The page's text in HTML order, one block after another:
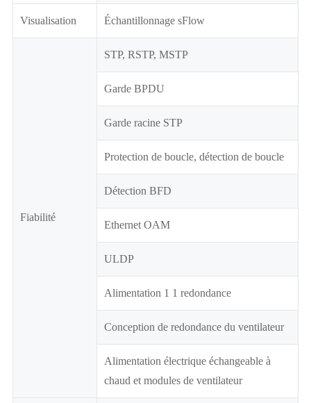
Visualisation Échantillonnage sFlow
Fiabilité
STP, RSTP, MSTP
Garde BPDU
Garde racine STP
Protection de boucle, détection de boucle
Détection BFD
Ethernet OAM
ULDP
Alimentation 1 1 redondance
Conception de redondance du ventilateur
Alimentation électrique échangeable à
chaud et modules de ventilateur